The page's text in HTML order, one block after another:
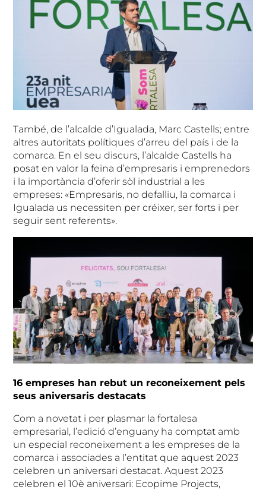
També, de l’alcalde d’Igualada, Marc Castells; entre
altres autoritats polítiques d’arreu del país i de la
comarca. En el seu discurs, l’alcalde Castells ha
posat en valor la feina d’empresaris i emprenedors
i la importància d’oferir sòl industrial a les
empreses: «Empresaris, no defalliu, la comarca i
Igualada us necessiten per créixer, ser forts i per
seguir sent referents».
16 empreses han rebut un reconeixement pels
seus aniversaris destacats
Com a novetat i per plasmar la fortalesa
empresarial, l’edició d’enguany ha comptat amb
un especial reconeixement a les empreses de la
comarca i associades a l’entitat que aquest 2023
celebren un aniversari destacat. Aquest 2023
celebren el 10è aniversari: Ecopime Projects,